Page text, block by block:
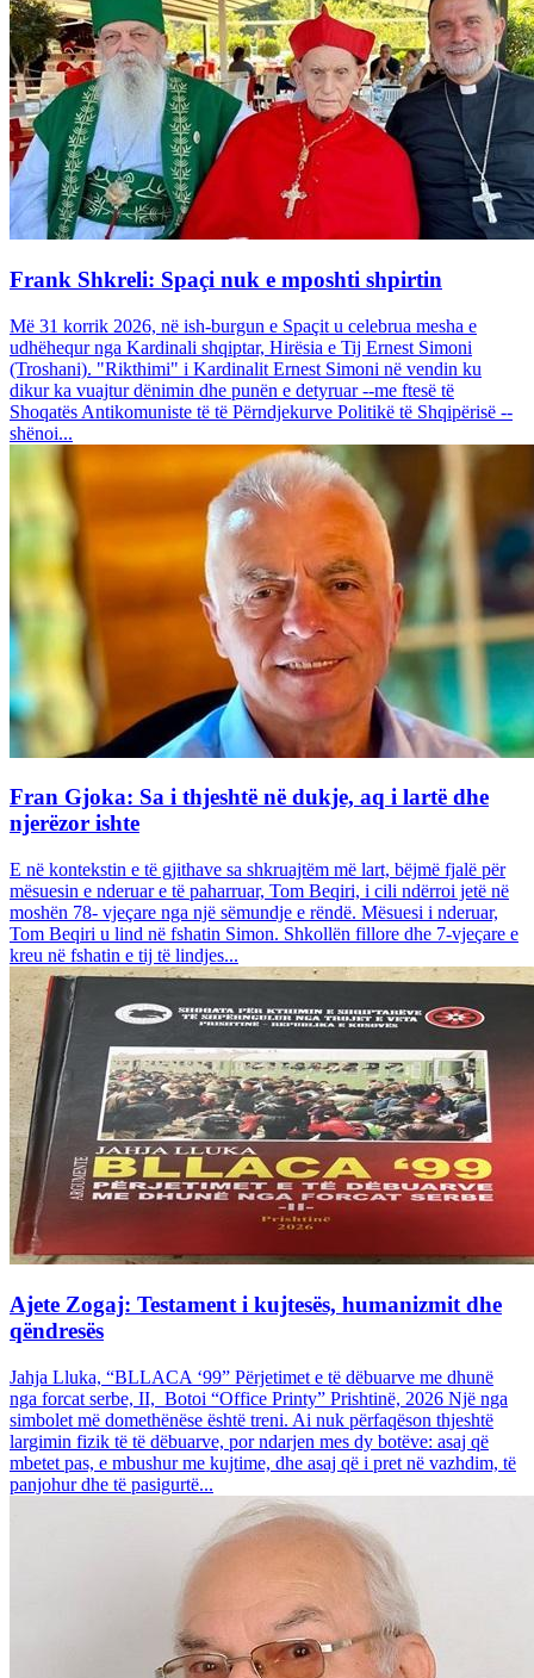
Frank Shkreli: Spaçi nuk e mposhti shpirtin
Më 31 korrik 2026, në ish-burgun e Spaçit u celebrua mesha e
udhëhequr nga Kardinali shqiptar, Hirësia e Tij Ernest Simoni
(Troshani). "Rikthimi" i Kardinalit Ernest Simoni në vendin ku
dikur ka vuajtur dënimin dhe punën e detyruar --me ftesë të
Shoqatës Antikomuniste të të Përndjekurve Politikë të Shqipërisë --
shënoi...
Fran Gjoka: Sa i thjeshtë në dukje, aq i lartë dhe
njerëzor ishte
E në kontekstin e të gjithave sa shkruajtëm më lart, bëjmë fjalë për
mësuesin e nderuar e të paharruar, Tom Beqiri, i cili ndërroi jetë në
moshën 78- vjeçare nga një sëmundje e rëndë. Mësuesi i nderuar,
Tom Beqiri u lind në fshatin Simon. Shkollën fillore dhe 7-vjeçare e
kreu në fshatin e tij të lindjes...
Ajete Zogaj: Testament i kujtesës, humanizmit dhe
qëndresës
Jahja Lluka, “BLLACA ‘99” Përjetimet e të dëbuarve me dhunë
nga forcat serbe, II, Botoi “Office Printy” Prishtinë, 2026 Një nga
simbolet më domethënëse është treni. Ai nuk përfaqëson thjeshtë
largimin fizik të të dëbuarve, por ndarjen mes dy botëve: asaj që
mbetet pas, e mbushur me kujtime, dhe asaj që i pret në vazhdim, të
panjohur dhe të pasigurtë...